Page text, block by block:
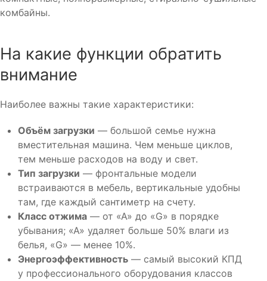
комбайны.
На какие функции обратить
внимание
Наиболее важны такие характеристики:
Объём загрузки — большой семье нужна
вместительная машина. Чем меньше циклов,
тем меньше расходов на воду и свет.
Тип загрузки — фронтальные модели
встраиваются в мебель, вертикальные удобны
там, где каждый сантиметр на счету.
Класс отжима — от «А» до «G» в порядке
убывания; «А» удаляет больше 50% влаги из
белья, «G» — менее 10%.
Энергоэффективность — самый высокий КПД
у профессионального оборудования классов